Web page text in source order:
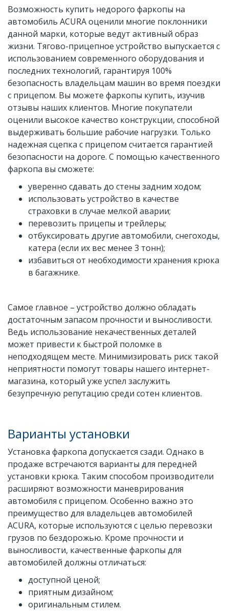
Возможность купить недорого фаркопы на
автомобиль ACURA оценили многие поклонники
данной марки, которые ведут активный образ
жизни. Тягово-прицепное устройство выпускается с
использованием современного оборудования и
последних технологий, гарантируя 100%
безопасность владельцам машин во время поездки
с прицепом. Вы можете фаркопы купить, изучив
отзывы наших клиентов. Многие покупатели
оценили высокое качество конструкции, способной
выдерживать большие рабочие нагрузки. Только
надежная сцепка с прицепом считается гарантией
безопасности на дороге. С помощью качественного
фаркопа вы сможете:
уверенно сдавать до стены задним ходом;
использовать устройство в качестве
страховки в случае мелкой аварии;
перевозить прицепы и трейлеры;
отбуксировать другие автомобили, снегоходы,
катера (если их вес менее 3 тонн);
избавиться от необходимости хранения крюка
в багажнике.
Самое главное – устройство должно обладать
достаточным запасом прочности и выносливости.
Ведь использование некачественных деталей
может привести к быстрой поломке в
неподходящем месте. Минимизировать риск такой
неприятности помогут товары нашего интернет-
магазина, который уже успел заслужить
безупречную репутацию среди сотен клиентов.
Варианты установки
Установка фаркопа допускается сзади. Однако в
продаже встречаются варианты для передней
установки крюка. Таким способом производители
расширяют возможности маневрирования
автомобиля с прицепом. Особенно важно это
преимущество для владельцев автомобилей
ACURA, которые используются с целью перевозки
грузов по бездорожью. Кроме прочности и
выносливости, качественные фаркопы для
автомобилей должны отличаться:
доступной ценой;
приятным дизайном;
оригинальным стилем.